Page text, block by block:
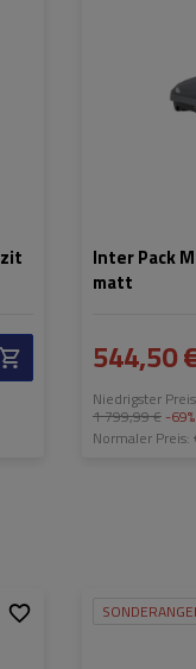
Inter Pack
matt
544,50
Niedrigster
1 799,99 € -69%
Normaler Preis: